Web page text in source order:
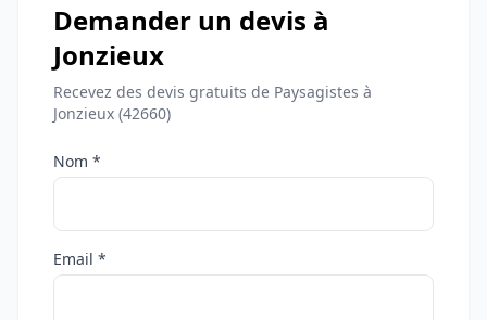
Demander un devis à
Jonzieux
Recevez des devis gratuits de Paysagistes à
Jonzieux (42660)
Nom *
Email *